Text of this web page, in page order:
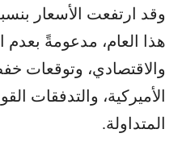
هذا العام، مدعومةً بعدم
والاقتصادي، وتوقعات
الأميركية، والتدفقات
المتداولة.